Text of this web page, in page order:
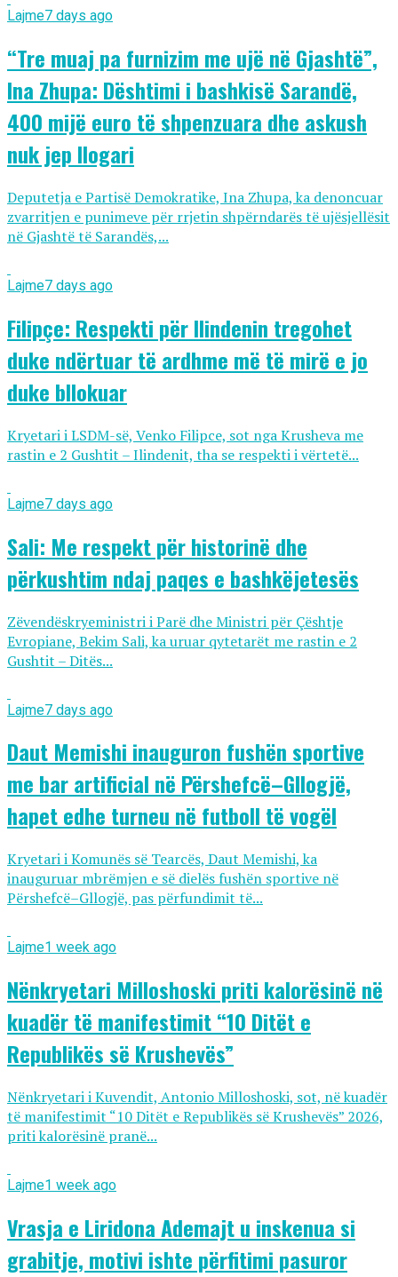
Lajme7 days ago
“Tre muaj pa furnizim me ujë në Gjashtë”,
Ina Zhupa: Dështimi i bashkisë Sarandë,
400 mijë euro të shpenzuara dhe askush
nuk jep llogari
Deputetja e Partisë Demokratike, Ina Zhupa, ka denoncuar
zvarritjen e punimeve për rrjetin shpërndarës të ujësjellësit
në Gjashtë të Sarandës,...
Lajme7 days ago
Filipçe: Respekti për Ilindenin tregohet
duke ndërtuar të ardhme më të mirë e jo
duke bllokuar
Kryetari i LSDM-së, Venko Filipce, sot nga Krusheva me
rastin e 2 Gushtit – Ilindenit, tha se respekti i vërtetë...
Lajme7 days ago
Sali: Me respekt për historinë dhe
përkushtim ndaj paqes e bashkëjetesës
Zëvendëskryeministri i Parë dhe Ministri për Çështje
Evropiane, Bekim Sali, ka uruar qytetarët me rastin e 2
Gushtit – Ditës...
Lajme7 days ago
Daut Memishi inauguron fushën sportive
me bar artificial në Përshefcë–Gllogjë,
hapet edhe turneu në futboll të vogël
Kryetari i Komunës së Tearcës, Daut Memishi, ka
inauguruar mbrëmjen e së dielës fushën sportive në
Përshefcë–Gllogjë, pas përfundimit të...
Lajme1 week ago
Nënkryetari Milloshoski priti kalorësinë në
kuadër të manifestimit “10 Ditët e
Republikës së Krushevës”
Nënkryetari i Kuvendit, Antonio Milloshoski, sot, në kuadër
të manifestimit “10 Ditët e Republikës së Krushevës” 2026,
priti kalorësinë pranë...
Lajme1 week ago
Vrasja e Liridona Ademajt u inskenua si
grabitje, motivi ishte përfitimi pasuror